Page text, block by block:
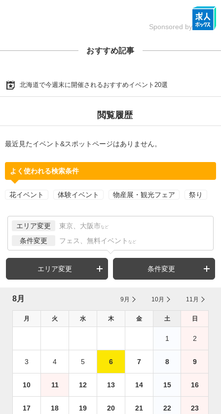
Sponsored by
おすすめ記事
北海道で今週末に開催されるおすすめイベント20選
閲覧履歴
最近見たイベント&スポットページはありません。
よく使われる検索条件
花イベント 体験イベント 物産展・観光フェア 祭り
エリア変更 東京、大阪市 など
条件変更 フェス、無料イベント など
エリア変更 条件変更
8月 9月 10月 11月
月 火 水 木 金 土 日
1 2
3 4 5 6 7 8 9
10 11 12 13 14 15 16
17 18 19 20 21 22 23